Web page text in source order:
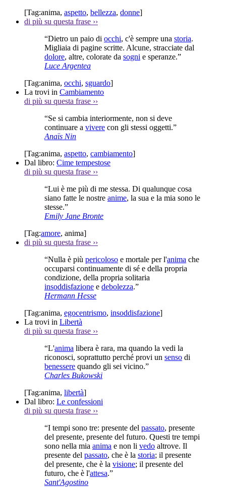
[Tag:anima, aspetto, bellezza, donne]
di più su questa frase ››
“Dietro un paio di occhi, c'è sempre una storia.
Migliaia di pagine scritte. Alcune, stracciate dal
dolore, altre, colorate da sogni e speranze.”
Luce Argentea
[Tag:anima, occhi, sguardo]
La trovi in Cambiamento
di più su questa frase ››
“Se si cambia interiormente, non si deve
continuare a vivere con gli stessi oggetti.”
Anaïs Nin
[Tag:anima, aspetto, cambiamento]
Dal libro: Cime tempestose
di più su questa frase ››
“Lui è me più di me stessa. Di qualunque cosa
siano fatte le nostre anime, la sua e la mia sono le
stesse.”
Emily Jane Bronte
[Tag:amore, anima]
di più su questa frase ››
“Nulla è più pericoloso e mortale per l'anima che
occuparsi continuamente di sé e della propria
condizione, della propria solitaria
insoddisfazione e debolezza.”
Hermann Hesse
[Tag:anima, egocentrismo, insoddisfazione]
La trovi in Libertà
di più su questa frase ››
“L'anima libera è rara, ma quando la vedi la
riconosci, soprattutto perché provi un senso di
benessere quando gli sei vicino.”
Charles Bukowski
[Tag:anima, libertà]
Dal libro: Le confessioni
di più su questa frase ››
“I tempi sono tre: presente del passato, presente
del presente, presente del futuro. Questi tre tempi
sono nella mia anima e non li vedo altrove. Il
presente del passato, che è la storia; il presente
del presente, che è la visione; il presente del
futuro, che è l'attesa.”
Sant'Agostino